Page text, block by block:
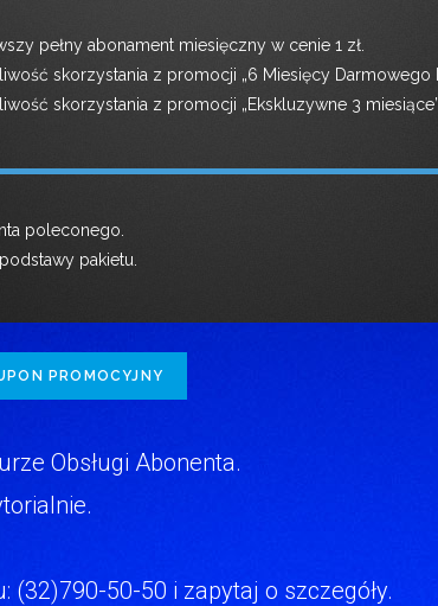
pełny abonament miesięczny w cenie 1 zł.
skorzystania z promocji „6 Miesięcy Darmowego
skorzystania z promocji „Ekskluzywne 3 miesiące”.
poleconego.
pakietu.
PROMOCYJNY
Obsługi Abonenta.
50-50 i zapytaj o szczegóły.